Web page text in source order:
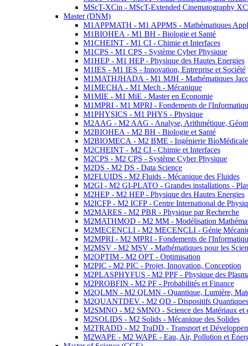
MScT-XCin - MScT-Extended Cinematography
Master (DNM)
M1APPMATH - M1 APPMS - Mathématiques
M1BIOHEA - M1 BH - Biologie et Santé
M1CHEINT - M1 CI - Chimie et Interfaces
M1CPS - M1 CPS - Système Cyber Physique
M1HEP - M1 HEP - Physique des Hautes Energies
M1IES - M1 IES - Innovation, Entreprise et Société
M1MATHJHADA - M1 MJH - Mathématiques
M1MECHA - M1 Mech - Mécanique
M1MIE - M1 MiE - Master en Economie
M1MPRI - M1 MPRI - Fondements de
M1PHYSICS - M1 PHYS - Physique
M2AAG - M2 AAG - Analyse, Arithmétique,
M2BIOHEA - M2 BH - Biologie et Santé
M2BIOMECA - M2 BME - Ingénierie BioMédicale
M2CHEINT - M2 CI - Chimie et Interfaces
M2CPS - M2 CPS - Système Cyber Physique
M2DS - M2 DS - Data Science
M2FLUIDS - M2 Fluids - Mécanique des Fluides
M2GI - M2 GI-PLATO - Grandes installations -
M2HEP - M2 HEP - Physique des Hautes Energies
M2ICFP - M2 ICFP - Centre International de
M2MARES - M2 PBR - Physique par Recherche
M2MATHMOD - M2 MM - Modélisation
M2MECENCLI - M2 MECENCLI - Génie
M2MPRI - M2 MPRI - Fondements de
M2MSV - M2 MSV - Mathématiques pour les
M2OPTIM - M2 OPT - Optimisation
M2PIC - M2 PIC - Projet, Innovation, Conception
M2PLASPHYFUS - M2 PPF - Physique des
M2PROBFIN - M2 PF - Probabilités et Finance
M2QLMN - M2 QLMN - Quantique, Lumière,
M2QUANTDEV - M2 QD - Dispositifs Quantiques
M2SMNO - M2 SMNO - Science des Matériaux et
M2SOLIDS - M2 Solids - Mécanique des Solides
M2TRADD - M2 TraDD - Transport et
M2WAPE - M2 WAPE - Eau, Air, Pollution et